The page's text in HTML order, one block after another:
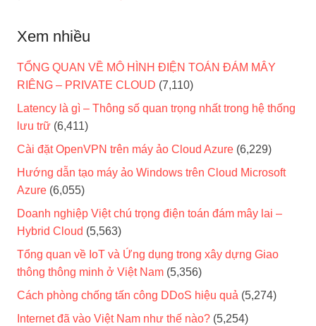
Xem nhiều
TỔNG QUAN VỀ MÔ HÌNH ĐIỆN TOÁN ĐÁM MÂY
RIÊNG – PRIVATE CLOUD (7,110)
Latency là gì – Thông số quan trọng nhất trong hệ thống
lưu trữ (6,411)
Cài đặt OpenVPN trên máy ảo Cloud Azure (6,229)
Hướng dẫn tạo máy ảo Windows trên Cloud Microsoft
Azure (6,055)
Doanh nghiệp Việt chú trọng điện toán đám mây lai –
Hybrid Cloud (5,563)
Tổng quan về IoT và Ứng dụng trong xây dựng Giao
thông thông minh ở Việt Nam (5,356)
Cách phòng chống tấn công DDoS hiệu quả (5,274)
Internet đã vào Việt Nam như thế nào? (5,254)